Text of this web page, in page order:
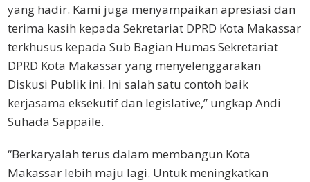
yang hadir. Kami juga menyampaikan apresiasi dan
terima kasih kepada Sekretariat DPRD Kota Makassar
terkhusus kepada Sub Bagian Humas Sekretariat
DPRD Kota Makassar yang menyelenggarakan
Diskusi Publik ini. Ini salah satu contoh baik
kerjasama eksekutif dan legislative,” ungkap Andi
Suhada Sappaile.
“Berkaryalah terus dalam membangun Kota
Makassar lebih maju lagi. Untuk meningkatkan